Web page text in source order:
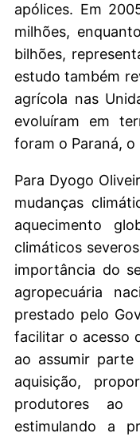
apólices. Em
milhões,
bilhões,
estudo também
agrícola nas
evoluíram em
foram o Paraná, o
Para Dyogo
mudanças
aquecimento
climáticos
importância do
agropecuária
prestado pelo
facilitar o acesso
ao assumir
aquisição,
produtores ao
estimulando a